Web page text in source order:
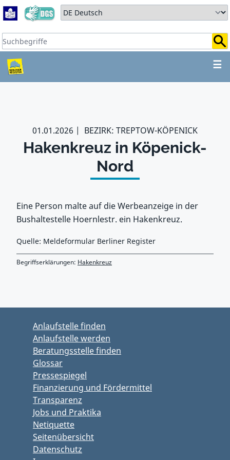
Zum Hauptbereich springen
Zum Hauptmenü springen
Sprache auswählen:
Suchbegriffe:
☰
ZUM HAUPTBEREICH
01.01.2026 BEZIRK: TREPTOW-KÖPENICK
Hakenkreuz in Köpenick-
Nord
Eine Person malte auf die Werbeanzeige in der
Bushaltestelle Hoernlestr. ein Hakenkreuz.
Quelle: Meldeformular Berliner Register
Begriffserklärungen: Hakenkreuz
Anlaufstelle finden
Anlaufstelle werden
Beratungsstelle finden
Glossar
Pressespiegel
Finanzierung und Fördermittel
Transparenz
Jobs und Praktika
Netiquette
Seitenübersicht
Datenschutz